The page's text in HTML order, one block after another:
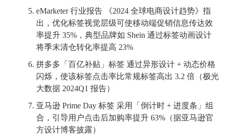
eMarketer 行业报告 《2024 全球电商设计趋势》指
出，优化标签视觉层级可使移动端促销信息传达效
率提升 35%，典型品牌如 Shein 通过标签动画设计
将季末清仓转化率提高 23%
拼多多「百亿补贴」标签 通过异形设计 + 动态价格
闪烁，使该标签点击率比常规标签高出 3.2 倍（极光
大数据 2024Q1 报告）
亚马逊 Prime Day 标签 采用「倒计时 + 进度条」组
合，引导用户点击后加购率提升 63%（据亚马逊官
方设计博客披露）